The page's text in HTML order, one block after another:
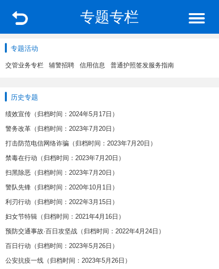
专题专栏
专题活动
交管业务专栏 辅警招聘 信用信息 普通护照签发服务指南
历史专题
绩效宣传（归档时间：2024年5月17日）
警务改革（归档时间：2023年7月20日）
打击防范电信网络诈骗（归档时间：2023年7月20日）
禁毒在行动（归档时间：2023年7月20日）
扫黑除恶（归档时间：2023年7月20日）
警队先锋（归档时间：2020年10月1日）
利刃行动（归档时间：2022年3月15日）
妇女节特辑（归档时间：2021年4月16日）
预防交通事故·百日攻坚战（归档时间：2022年4月24日）
百日行动（归档时间：2023年5月26日）
公安抗疫一线（归档时间：2023年5月26日）